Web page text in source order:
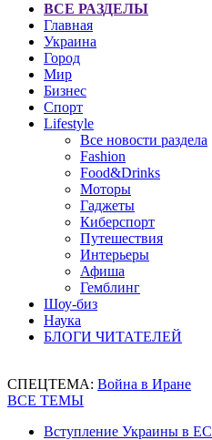
ВСЕ РАЗДЕЛЫ
Главная
Украина
Город
Мир
Бизнес
Спорт
Lifestyle
Все новости раздела
Fashion
Food&Drinks
Моторы
Гаджеты
Киберспорт
Путешествия
Интерьеры
Афиша
Гемблинг
Шоу-биз
Наука
БЛОГИ ЧИТАТЕЛЕЙ
СПЕЦТЕМА: Война в Иране
ВСЕ ТЕМЫ
Вступление Украины в ЕС